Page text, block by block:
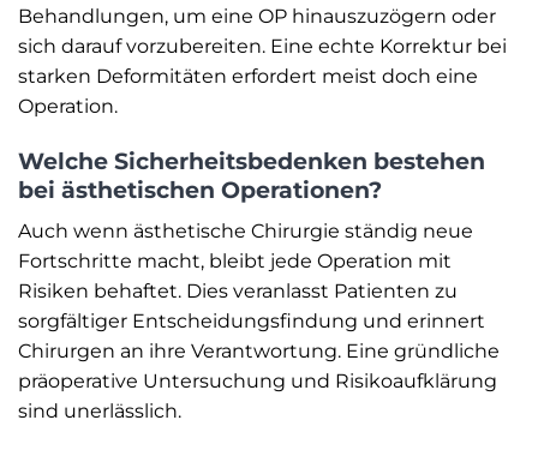
Behandlungen, um eine OP hinauszuzögern oder
sich darauf vorzubereiten. Eine echte Korrektur bei
starken Deformitäten erfordert meist doch eine
Operation.
Welche Sicherheitsbedenken bestehen
bei ästhetischen Operationen?
Auch wenn ästhetische Chirurgie ständig neue
Fortschritte macht, bleibt jede Operation mit
Risiken behaftet. Dies veranlasst Patienten zu
sorgfältiger Entscheidungsfindung und erinnert
Chirurgen an ihre Verantwortung. Eine gründliche
präoperative Untersuchung und Risikoaufklärung
sind unerlässlich.